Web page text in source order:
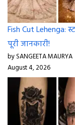
Fish Cut Lehenga:
पूरी जानकारी!
by SANGEETA MAURYA
August 4, 2026